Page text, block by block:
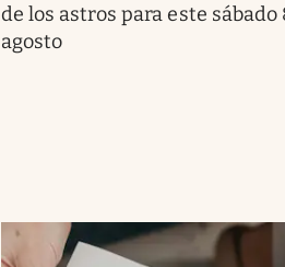
de los astros para este sábado
agosto